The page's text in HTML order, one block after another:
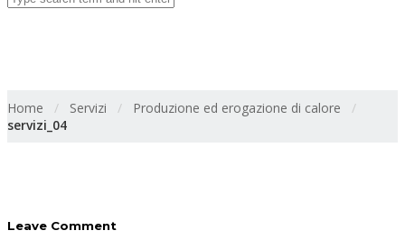
Home / Servizi / Produzione ed erogazione di calore
/
servizi_04
Leave Comment